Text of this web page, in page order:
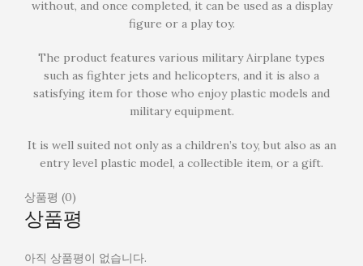
without, and once completed, it can be used as a display
figure or a play toy.
The product features various military Airplane types
such as fighter jets and helicopters, and it is also a
satisfying item for those who enjoy plastic models and
military equipment.
It is well suited not only as a children’s toy, but also as an
entry level plastic model, a collectible item, or a gift.
상품평 (0)
상품평
아직 상품평이 없습니다.